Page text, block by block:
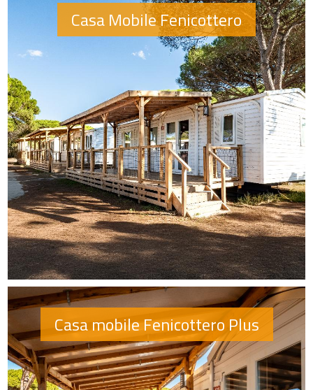
Casa Mobile Fenicottero
Casa mobile Fenicottero Plus